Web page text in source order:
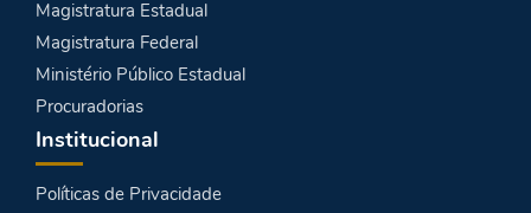
Magistratura Estadual
Magistratura Federal
Ministério Público Estadual
Procuradorias
Institucional
Políticas de Privacidade